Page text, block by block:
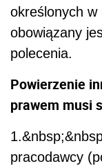
określonych
obowiązany
polecenia.
Powierzenie
prawem musi
pracodawcy